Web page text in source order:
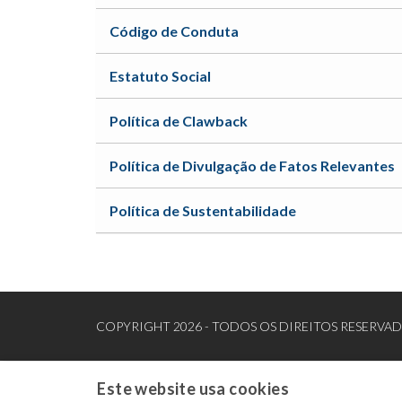
Código de Conduta
Estatuto Social
Política de Clawback
Política de Divulgação de Fatos Relevantes
Política de Sustentabilidade
COPYRIGHT 2026 - TODOS OS DIREITOS
Este website usa cookies